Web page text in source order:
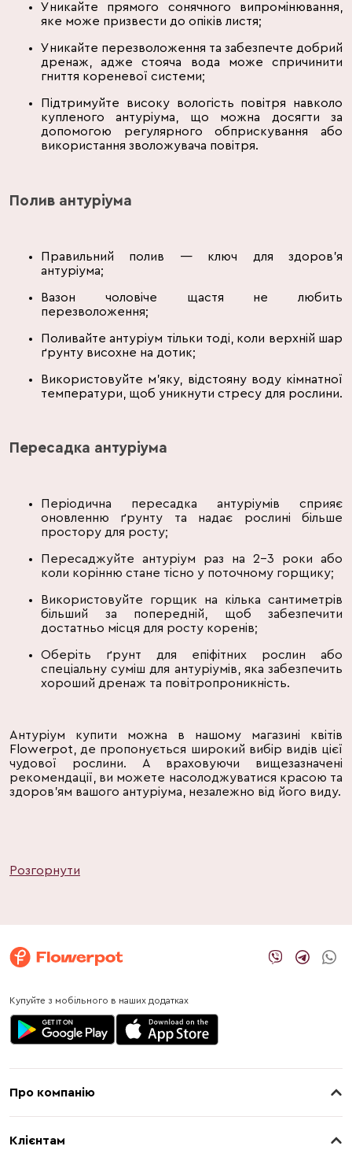
Уникайте прямого сонячного випромінювання,
яке може призвести до опіків листя;
Уникайте перезволоження та забезпечте добрий
дренаж, адже стояча вода може спричинити
гниття кореневої системи;
Підтримуйте високу вологість повітря навколо
купленого антуріума, що можна досягти за
допомогою регулярного обприскування або
використання зволожувача повітря.
Полив антуріума
Правильний полив — ключ для здоров'я
антуріума;
Вазон чоловіче щастя не любить
перезволоження;
Поливайте антуріум тільки тоді, коли верхній шар
ґрунту висохне на дотик;
Використовуйте м'яку, відстояну воду кімнатної
температури, щоб уникнути стресу для рослини.
Пересадка антуріума
Періодична пересадка антуріумів сприяє
оновленню ґрунту та надає рослині більше
простору для росту;
Пересаджуйте антуріум раз на 2-3 роки або
коли корінню стане тісно у поточному горщику;
Використовуйте горщик на кілька сантиметрів
більший за попередній, щоб забезпечити
достатньо місця для росту коренів;
Оберіть ґрунт для епіфітних рослин або
спеціальну суміш для антуріумів, яка забезпечить
хороший дренаж та повітропроникність.
Антуріум купити можна в нашому магазині квітів
Flowerpot , де пропонується широкий вибір видів цієї
чудової рослини. А враховуючи вищезазначені
рекомендації, ви можете насолоджуватися красою та
здоров'ям вашого антуріума, незалежно від його виду.
Розгорнути
Купуйте з мобільного в наших додатках
Про компанію
Клієнтам